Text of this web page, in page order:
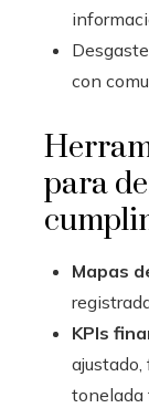
con
para
Mapas
KPIs
ajustado,
tonelada